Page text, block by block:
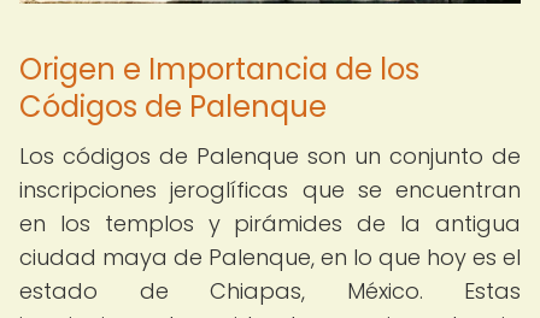
Origen e Importancia de los
Códigos de Palenque
Los códigos de Palenque son un conjunto de
inscripciones jeroglíficas que se encuentran
en los templos y pirámides de la antigua
ciudad maya de Palenque, en lo que hoy es el
estado de Chiapas, México. Estas